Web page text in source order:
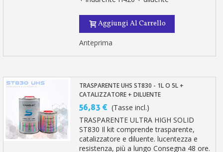
Aggiungi Al Carrello
Anteprima
TRASPARENTE UHS ST830 - 1L O 5L +
CATALIZZATORE + DILUENTE
56,83 € (Tasse incl.)
TRASPARENTE ULTRA HIGH SOLID
ST830 Il kit comprende trasparente,
catalizzatore e diluente. lucentezza e
resistenza, più a lungo Consegna 48 ore.